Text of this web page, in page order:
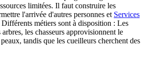
limitées. Il faut construire les
l'arrivée d'autres personnes et Services
métiers sont à disposition : Les
les chasseurs approvisionnent le
tandis que les cueilleurs cherchent des